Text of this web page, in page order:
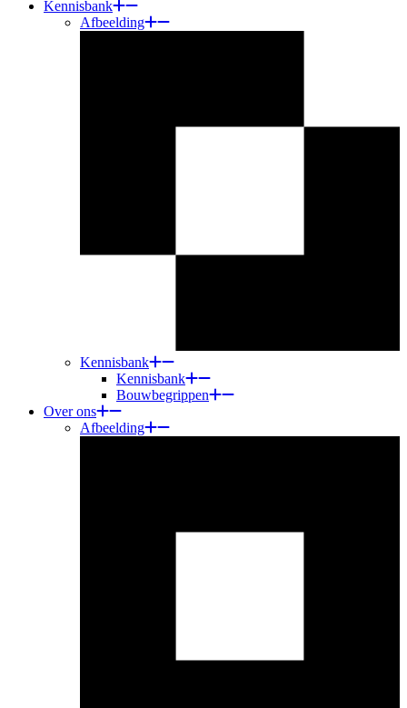
Kennisbank
Afbeelding
Kennisbank
Kennisbank
Bouwbegrippen
Over ons
Afbeelding